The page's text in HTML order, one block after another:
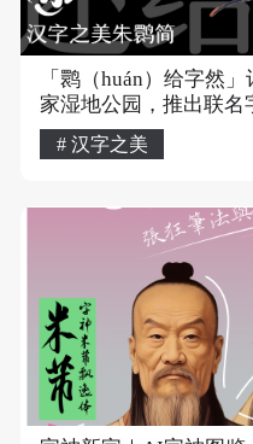
「鹮（huán）给字然
家湿地公园，推出联名
# 汉字之美